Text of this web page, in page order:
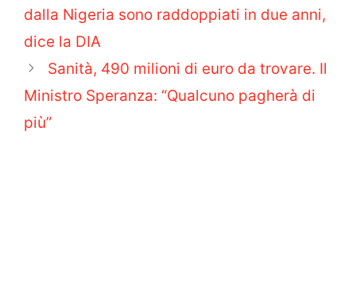
dalla Nigeria sono raddoppiati in due anni,
dice la DIA
Sanità, 490 milioni di euro da trovare. Il
Ministro Speranza: “Qualcuno pagherà di
più”